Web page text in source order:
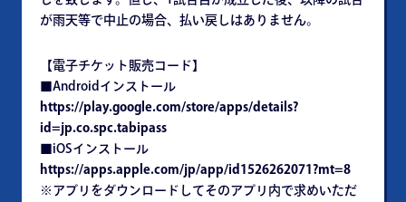
が雨天等で中止の場合、払い戻しはありません。
【電子チケット販売コード】
■Androidインストール
https://play.google.com/store/apps/details?
id=jp.co.spc.tabipass
■iOSインストール
https://apps.apple.com/jp/app/id1526262071?mt=8
※アプリをダウンロードしてそのアプリ内で求めいただ